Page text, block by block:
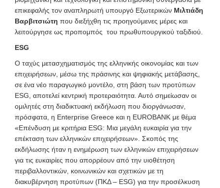
επικεφαλής τον αναπληρωτή υπουργό Εξωτερικών Μιλτιάδη
Βαρβιτσιώτη που διεξήχθη τις προηγούμενες μέρες και
λειτούργησε ως προπομπός του πρωθυπουργικού ταξιδιού.
ESG
Ο ταχύς μετασχηματισμός της ελληνικής οικονομίας και των
επιχειρήσεων, μέσω της πράσινης και ψηφιακής μετάβασης,
σε ένα νέο παραγωγικό μοντέλο, στη βάση των προτύπων
ESG, αποτελεί κεντρική προτεραιότητα. Αυτό σημείωσαν οι
ομιλητές στη διαδικτυακή εκδήλωση που διοργάνωσαν,
πρόσφατα, η Enterprise Greece και η EUROBANK με θέμα
«Επένδυση με κριτήρια ESG: Μια μεγάλη ευκαιρία για την
επέκταση των ελληνικών επιχειρήσεων». Σκοπός της
εκδήλωσης ήταν η ενημέρωση των ελληνικών επιχειρήσεων
για τις ευκαιρίες που απορρέουν από την υιοθέτηση
περιβαλλοντικών, κοινωνικών και σχετικών με τη
διακυβέρνηση προτύπων (ΠΚΔ – ESG) για την προσέλκυση